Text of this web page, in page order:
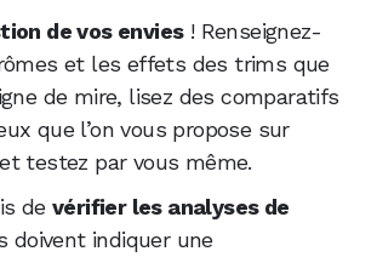
de vos envies! Renseignez-
et les effets des trims que
de mire, lisez des comparatifs
que l’on vous propose sur
testez par vous même.
de vérifier les analyses de
doivent indiquer une